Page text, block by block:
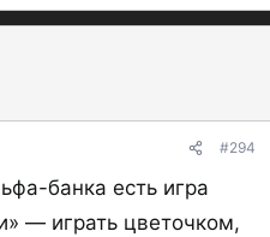
#294
банка есть игра
— играть цветочком,